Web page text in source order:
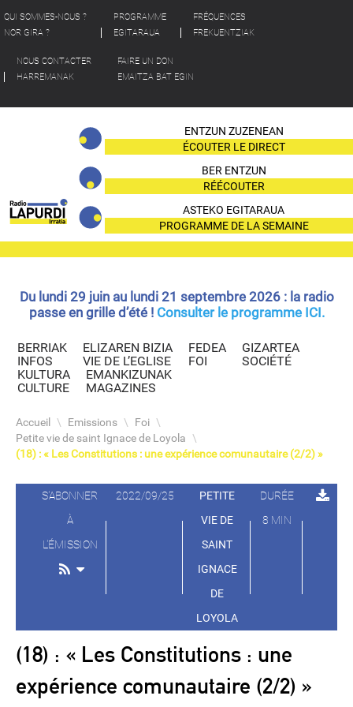
QUI SOMMES-NOUS ?
NOR GIRA ?
PROGRAMME
EGITARAUA
FRÉQUENCES
FREKUENTZIAK
NOUS CONTACTER
HARREMANAK
FAIRE UN DON
EMAITZA BAT EGIN
ENTZUN ZUZENEAN
ÉCOUTER LE DIRECT
BER ENTZUN
RÉÉCOUTER
ASTEKO EGITARAUA
PROGRAMME DE LA SEMAINE
Du lundi 29 juin au lundi 21 septembre 2026 : la radio
passe en grille d’été ! Consulter le programme ICI.
BERRIAK
INFOS
ELIZAREN BIZIA
VIE DE L’EGLISE
FEDEA
FOI
GIZARTEA
SOCIÉTÉ
KULTURA
CULTURE
EMANKIZUNAK
MAGAZINES
Accueil \ Emissions \ Foi \
Petite vie de saint Ignace de Loyola \
(18) : « Les Constitutions : une expérience comunautaire (2/2) »
S'ABONNER
À
L'ÉMISSION
2022/09/25
PETITE
VIE DE
SAINT
IGNACE
DE
LOYOLA
DURÉE
8 MIN
(18) : « Les Constitutions : une
expérience comunautaire (2/2) »